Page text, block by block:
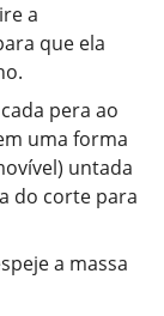
a
que ela
pera ao
uma forma
untada
do corte para
a massa